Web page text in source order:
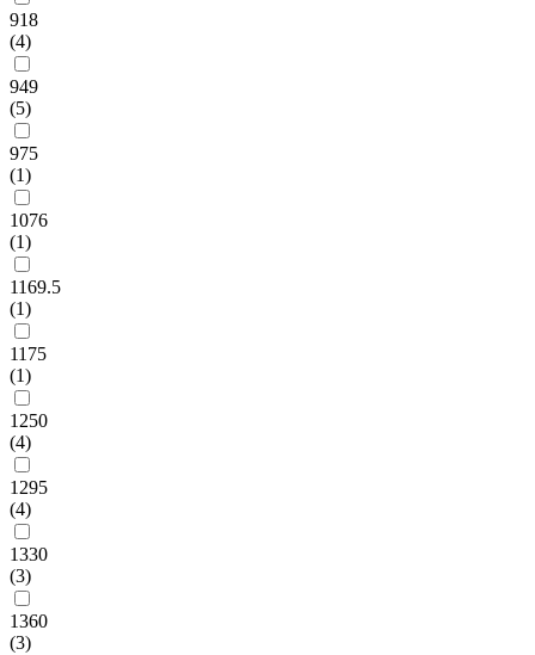
918
(4)
949
(5)
975
(1)
1076
(1)
1169.5
(1)
1175
(1)
1250
(4)
1295
(4)
1330
(3)
1360
(3)